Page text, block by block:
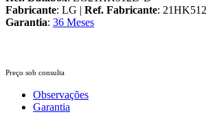
Fabricante: LG | Ref. Fabricante:
Garantia: 36 Meses
Preço sob consulta
Observações
Garantia